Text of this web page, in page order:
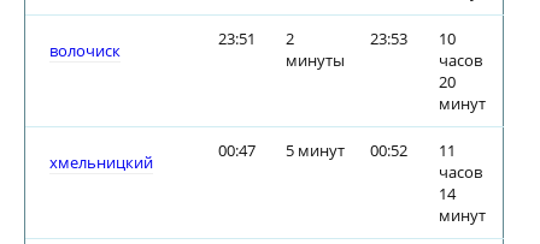
волочиск
23:51
2
минуты
23:53
10
часов
20
минут
хмельницкий
00:47 5 минут 00:52
11
часов
14
минут